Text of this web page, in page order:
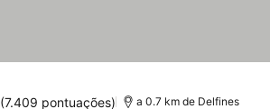
(7.409 pontuações) a 0.7 km de Delfines